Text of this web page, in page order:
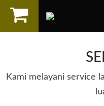
Kami melayani service